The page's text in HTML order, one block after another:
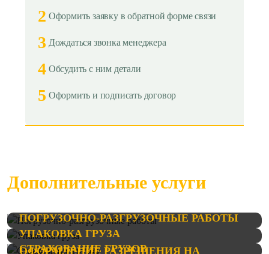
2 Оформить заявку в обратной форме связи
3 Дождаться звонка менеджера
4 Обсудить с ним детали
5 Оформить и подписать договор
Дополнительные услуги
ПОГРУЗОЧНО-РАЗГРУЗОЧНЫЕ РАБОТЫ
УПАКОВКА ГРУЗА
СТРАХОВАНИЕ ГРУЗОВ
ОФОРМЛЕНИЕ РАЗРЕШЕНИЯ НА